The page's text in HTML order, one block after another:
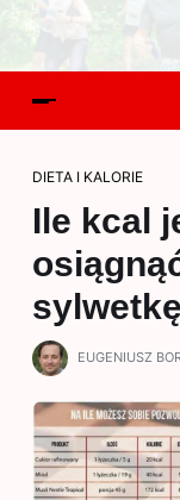
DIETA I KALORIE
Ile kcal
EUGENIUSZ